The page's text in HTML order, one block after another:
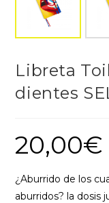
Libreta
dientes
20,00€
¿Aburrido de los
aburridos? la dosis